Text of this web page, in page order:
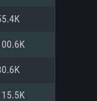
)
이버를
양 지원